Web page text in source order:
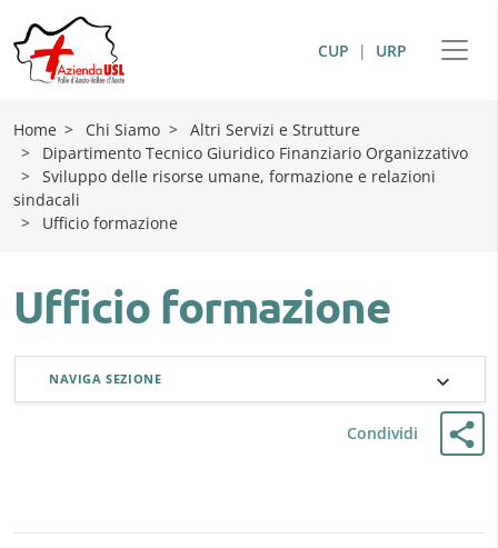
CUP | URP
Home > Chi Siamo >
Altri Servizi e Strutture
>
Dipartimento Tecnico Giuridico Finanziario Organizzativo
> Sviluppo delle risorse umane, formazione e relazioni
sindacali
>
Ufficio formazione
Ufficio formazione
Condividi
NAVIGA SEZIONE